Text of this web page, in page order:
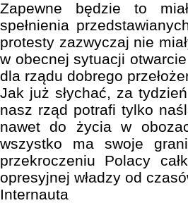
Zapewne będzie to
spełnienia
protesty zazwyczaj nie
w obecnej sytuacji
dla rządu dobrego
Jak już słychać, za
nasz rząd potrafi tylko
nawet do życia w
wszystko ma swoje
przekroczeniu Polacy
opresyjnej władzy od
Internauta